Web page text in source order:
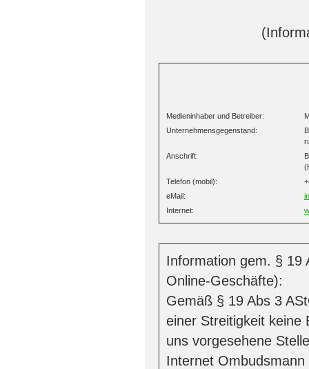
Medieninhaber und Betreiber:
Unternehmensgegenstand:
Anschrift:
Telefon (mobil):
eMail:
Internet:
Information gem. § 19
Online-Geschäfte):
Gemäß § 19 Abs 3
einer Streitigkeit keine
uns vorgesehene
Internet